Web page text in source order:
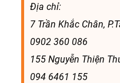
Địa chỉ:
7 Trần Khắc Chân,
0902 360 086
155 Nguyễn Thiện
094 6461 155